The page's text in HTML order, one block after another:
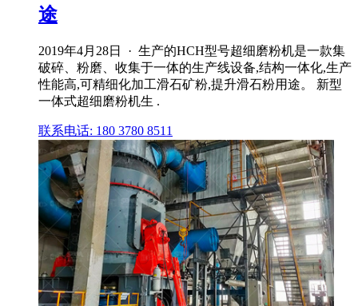
途
2019年4月28日 · 生产的HCH型号超细磨粉机是一款集
破碎、粉磨、收集于一体的生产线设备,结构一体化,生产
性能高,可精细化加工滑石矿粉,提升滑石粉用途。 新型
一体式超细磨粉机生 .
联系电话: 180 3780 8511